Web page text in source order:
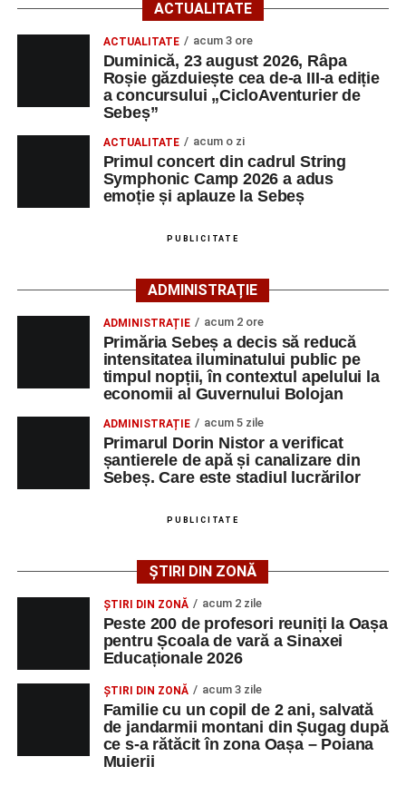
Adaugă-ne ca sursă preferată
Urmărește-ne pe Google News
Ultimele știri din Sebeș
Primăria Sebeș a decis să reducă intensitatea
apelului la economii al Guvernului Bolojan
Duminică, 23 august 2026, Râpa Roșie găzduiește
cea de-a III-a ediție a concursului „CicloAventurier
de Sebeș”
Primul concert din cadrul String Symphonic Camp
2026 a adus emoție și aplauze la Sebeș
ACTUALITATE
ACTUALITATE acum 3 ore
Duminică, 23 august 2026, Râpa
Roșie găzduiește cea de-a III-a ediție
a concursului „CicloAventurier de
Sebeș”
ACTUALITATE acum o zi
Primul concert din cadrul String
Symphonic Camp 2026 a adus
emoție și aplauze la Sebeș
PUBLICITATE
ADMINISTRAȚIE
ADMINISTRAȚIE acum 2 ore
Primăria Sebeș a decis să reducă
intensitatea iluminatului public pe
timpul nopții, în contextul apelului la
economii al Guvernului Bolojan
ADMINISTRAȚIE acum 5 zile
Primarul Dorin Nistor a verificat
șantierele de apă și canalizare din
Sebeș. Care este stadiul lucrărilor
PUBLICITATE
ȘTIRI DIN ZONĂ
ȘTIRI DIN ZONĂ acum 2 zile
Peste 200 de profesori reuniți la Oașa
pentru Școala de vară a Sinaxei
Educaționale 2026
ȘTIRI DIN ZONĂ acum 3 zile
Familie cu un copil de 2 ani, salvată
de jandarmii montani din Șugag după
ce s-a rătăcit în zona Oașa – Poiana
Muierii